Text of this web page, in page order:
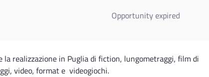
Opportunity expired
la realizzazione in Puglia di fiction, lungometraggi, film di
video, format e videogiochi.